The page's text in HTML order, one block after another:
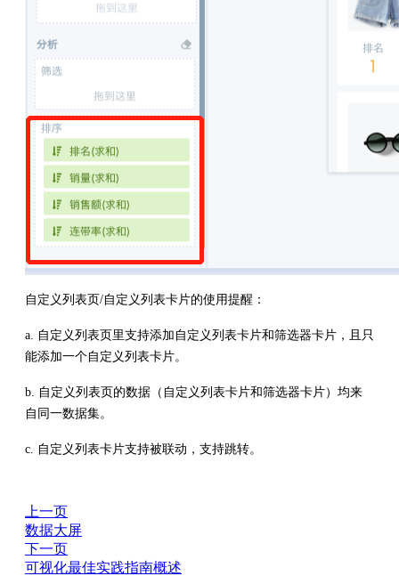
自定义列表页/自定义列表卡片的使用提醒：
a. 自定义列表页里支持添加自定义列表卡片和筛选器卡片，且只
能添加一个自定义列表卡片。
b. 自定义列表页的数据（自定义列表卡片和筛选器卡片）均来
自同一数据集。
c. 自定义列表卡片支持被联动，支持跳转。
上一页
数据大屏
下一页
可视化最佳实践指南概述